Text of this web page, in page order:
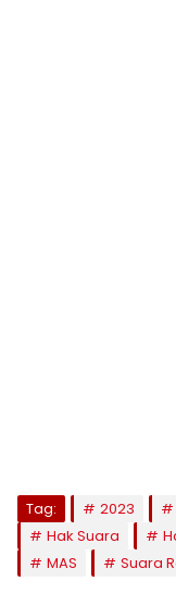
Tag: 2023
Hak Suara
MAS
Suara